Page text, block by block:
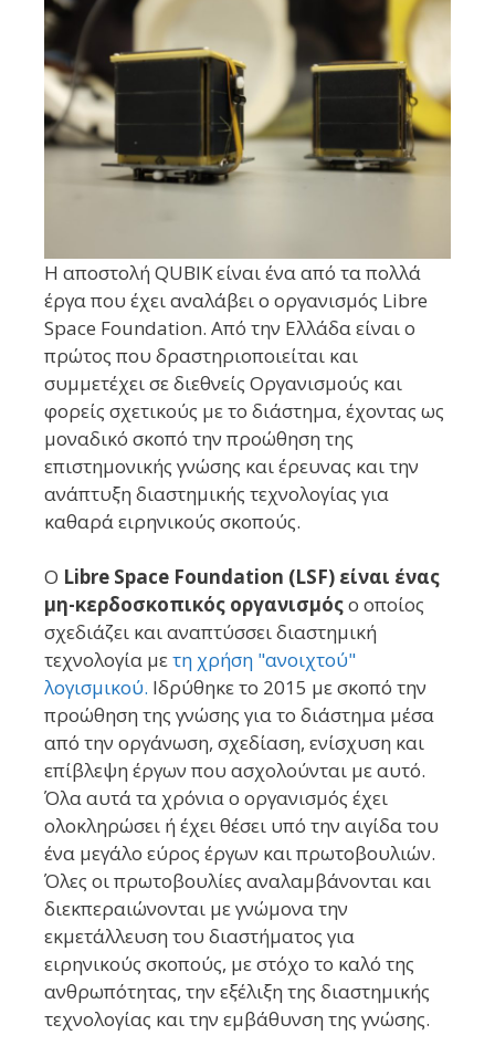
Η αποστολή QUBIK είναι ένα από τα πολλά
έργα που έχει αναλάβει ο οργανισμός Libre
Space Foundation. Από την Ελλάδα είναι ο
πρώτος που δραστηριοποιείται και
συμμετέχει σε διεθνείς Οργανισμούς και
φορείς σχετικούς με το διάστημα, έχοντας ως
μοναδικό σκοπό την προώθηση της
επιστημονικής γνώσης και έρευνας και την
ανάπτυξη διαστημικής τεχνολογίας για
καθαρά ειρηνικούς σκοπούς.
Ο Libre Space Foundation (LSF) είναι ένας
μη-κερδοσκοπικός οργανισμόςο οποίος
σχεδιάζει και αναπτύσσει διαστημική
τεχνολογία μετη χρήση "ανοιχτού"
λογισμικού. Ιδρύθηκε το 2015 με σκοπό την
προώθηση της γνώσης για το διάστημα μέσα
από την οργάνωση, σχεδίαση, ενίσχυση και
επίβλεψη έργων που ασχολούνται με αυτό.
Όλα αυτά τα χρόνια ο οργανισμός έχει
ολοκληρώσει ή έχει θέσει υπό την αιγίδα του
ένα μεγάλο εύρος έργων και πρωτοβουλιών.
Όλες οι πρωτοβουλίες αναλαμβάνονται και
διεκπεραιώνονται με γνώμονα την
εκμετάλλευση του διαστήματος για
ειρηνικούς σκοπούς, με στόχο το καλό της
ανθρωπότητας, την εξέλιξη της διαστημικής
τεχνολογίας και την εμβάθυνση της γνώσης.